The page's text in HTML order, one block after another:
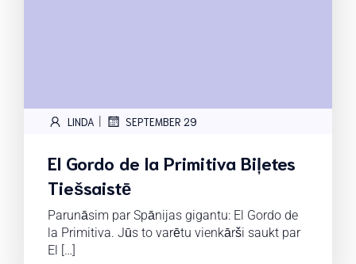
LINDA | SEPTEMBER 29
El Gordo de la Primitiva Biļetes
Tiešsaistē
Parunāsim par Spānijas gigantu: El Gordo de
la Primitiva. Jūs to varētu vienkārši saukt par
El […]